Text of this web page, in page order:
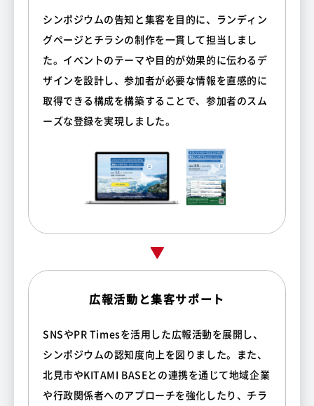
シンポジウムの告知と集客を目的に、ランディン
グページとチラシの制作を一貫して担当しまし
た。イベントのテーマや目的が効果的に伝わるデ
ザインを設計し、参加者が必要な情報を直感的に
取得できる構成を構築することで、参加者のスム
ーズな登録を実現しました。
広報活動と集客サポート
SNSやPR Timesを活用した広報活動を展開し、
シンポジウムの認知度向上を図りました。また、
北見市やKITAMI BASEとの連携を通じて地域企業
や行政関係者へのアプローチを強化したり、チラ